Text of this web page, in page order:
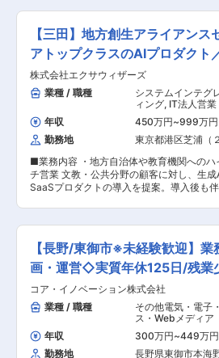
あなた自身です。SaaSスタートアップな
の可能性を最大限に広げてください。 変更の範
囲：会社の定める業務
複雑な案件を理路整然と整理し、多様な関
巻き込みながら、対立する利害を調整し前
ていく力が求められます。 【想定されるキャリア
パス】 ・財務担当者、システムエンジニア
サルタントから転職されてきた方が既に活
ており、転職後、弊行内でキャリアを積ま
日本・海外拠点で管理職になられた方もい
ゃいます。 ・一定期間、日本本社で企画業
わっていただいた後に、海外拠点側で企画
従事いただくキャリアパスもございます。 ■当行
について 当行は、多くの個人のお客さまに
全国の大企業や、中堅・中小企業、欧米・
の企業など、強固な顧客基盤を有する商業
トナー」として、国境を越えて、企業活動
の流れをつなぎ、お客さまを支え、世界の
レンジを続けています。 変更の範囲
品やシステム連携商品の紹介、販売をお任
す。新規顧客メインですが、反響型に近い
タイルです。 問い合わせ対応から契約ま
い、契約後はサポートチームへバトンタッ
す。 【業務内容】 ・メルマガ作成配信 ・電話営
業 ・オンライン商談 ・出張訪問 ・展示会商
（年に数回） 【ケア樹】とは介護施設や
などの介護現場でサービス運営における事
の効率向上のために利用されるソフトウェ
す。 介護現場における様々な業務の改善に
貢献しています。 ■組織構成： 組織は5名体制に
なります。30代〜40代の方が多く働かれて
ます。 ■働き方について： 担当エリアは、東北
から関西まで幅広いエリアとなります。展
どもあるため、月に1〜2回出張がございま
このポジションの魅力 ・残業ほぼゼロ！（
(事業)を創る会社という企業理念のもと創
目の樹・介護業務支援ソフト「ケア樹」は
高齢社会を実現するため、介護・福祉業界
た総合ITソリューションへ進化しました。
ド型介護ソフト「ケア樹」と最先端IT技術
IoT、ロボット等との連携による革新的な
ドサービスで介護・福祉業界の課題解決に
ます。 なお、当社は平成29年度、従業員を
た企業、消費者、地域に良い効果を生み出
【三田】地方創生アライアン
アトップクラスのAIプロダクト
株式会社エクサウィザーズ
業種 / 職種
システムインテグ
ィング, IT法人営
画・新規事業開発
年収 450万円~999万円
勤務地
東京都港区芝浦（
■業務内容 ・地方自治体や教育機関へのハ
チ営業 文教・公共分野の顧客に対し、生成
SaaSプロダクトの導入を提案。導入後も
プロダクト勉強会やセールストレーニング
施。自治体や教育機関への提案活動を支援
す。 ・地方市場のプロモーション活動 地
を伴うセミナーやイベントの実施を通じて
いテクノロジーの価値を広めます。 ・地
化の新規ビジネスモデルの構築 文教・公共
おける新しい営業手法や代理店支援モデル
し、持続可能な事業基盤を作ります。 ※ご
キャリア志望をすり合わせた上で、仕事内
定致します。 ■担当いただくプロダクト （1）
exaBase 生成AI ◎プロダクトの特徴 年間
【長野/東御市※未経験歓迎】
画・運営◇実質年休125日/残
コア・イノベーション株式会社
業種 / 職種
その他電気・電子
ス・Webメディア
ーシャル） , 営業
事業開発
年収 300万円~449万円
勤務地
長野県東御市本海